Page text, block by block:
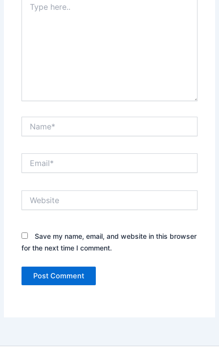
here..
Save my name, email, and website in this browser
for the next time I comment.